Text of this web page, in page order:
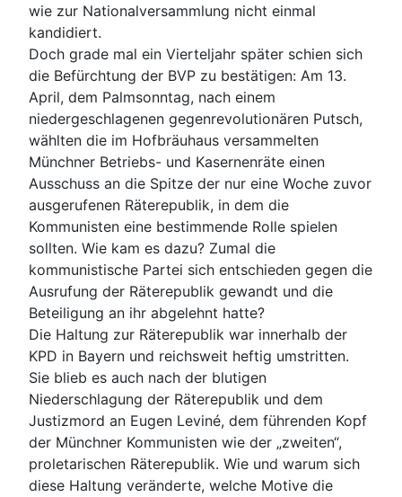
wie zur Nationalversammlung nicht einmal
kandidiert.
Doch grade mal ein Vierteljahr später schien sich
die Befürchtung der BVP zu bestätigen: Am 13.
April, dem Palmsonntag, nach einem
niedergeschlagenen gegenrevolutionären Putsch,
wählten die im Hofbräuhaus versammelten
Münchner Betriebs- und Kasernenräte einen
Ausschuss an die Spitze der nur eine Woche zuvor
ausgerufenen Räterepublik, in dem die
Kommunisten eine bestimmende Rolle spielen
sollten. Wie kam es dazu? Zumal die
kommunistische Partei sich entschieden gegen die
Ausrufung der Räterepublik gewandt und die
Beteiligung an ihr abgelehnt hatte?
Die Haltung zur Räterepublik war innerhalb der
KPD in Bayern und reichsweit heftig umstritten.
Sie blieb es auch nach der blutigen
Niederschlagung der Räterepublik und dem
Justizmord an Eugen Leviné, dem führenden Kopf
der Münchner Kommunisten wie der „zweiten“,
proletarischen Räterepublik. Wie und warum sich
diese Haltung veränderte, welche Motive die